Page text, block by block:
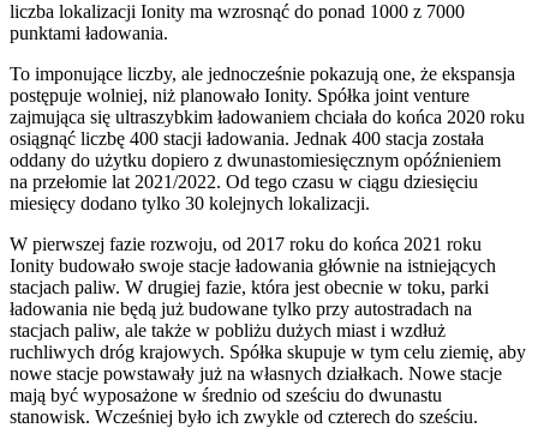
liczba lokalizacji Ionity ma wzrosnąć do ponad 1000 z 7000
punktami ładowania.
To imponujące liczby, ale jednocześnie pokazują one, że ekspansja
postępuje wolniej, niż planowało Ionity. Spółka joint venture
zajmująca się ultraszybkim ładowaniem chciała do końca 2020 roku
osiągnąć liczbę 400 stacji ładowania. Jednak 400 stacja została
oddany do użytku dopiero z dwunastomiesięcznym opóźnieniem
na przełomie lat 2021/2022. Od tego czasu w ciągu dziesięciu
miesięcy dodano tylko 30 kolejnych lokalizacji.
W pierwszej fazie rozwoju, od 2017 roku do końca 2021 roku
Ionity budowało swoje stacje ładowania głównie na istniejących
stacjach paliw. W drugiej fazie, która jest obecnie w toku, parki
ładowania nie będą już budowane tylko przy autostradach na
stacjach paliw, ale także w pobliżu dużych miast i wzdłuż
ruchliwych dróg krajowych. Spółka skupuje w tym celu ziemię, aby
nowe stacje powstawały już na własnych działkach. Nowe stacje
mają być wyposażone w średnio od sześciu do dwunastu
stanowisk. Wcześniej było ich zwykle od czterech do sześciu.